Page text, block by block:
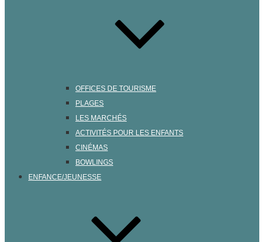
OFFICES DE TOURISME
PLAGES
LES MARCHÉS
ACTIVITÉS POUR LES ENFANTS
CINÉMAS
BOWLINGS
ENFANCE/JEUNESSE